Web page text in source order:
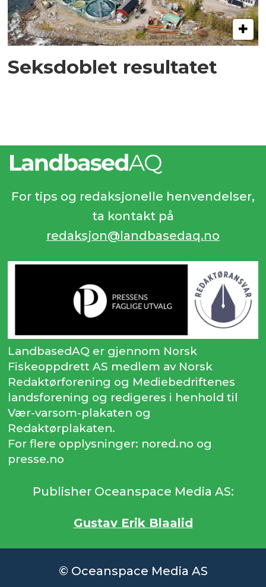
Seksdoblet resultatet
For tips og redaksjonelle henvendelser,
ta kontakt på
redaksjon@landbasedaq.no
LandbasedAQ er gjennom Norsk
Fiskeoppdrett AS medlem av Norsk
Redaktørforening og Mediebedriftenes
landsforening og redigeres i henhold til
Vær-varsom-plakaten og
Redaktørplakaten.
For flere opplysninger: nored.no og
presse.no
Publisher Oceanspace Media AS:
Gustav Erik Blaalid
© Oceanspace Media AS